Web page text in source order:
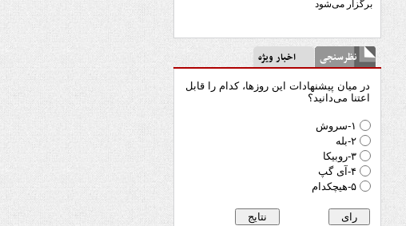
برگزار می‌شود
نظرسنجی اخبار ویژه
در میان پیشنهادات این روزها، کدام را قابل
اعتنا می‌دانید؟
۱-سروش
۲-بله
۳-روبیکا
۴-آی گپ
۵-هیچکدام